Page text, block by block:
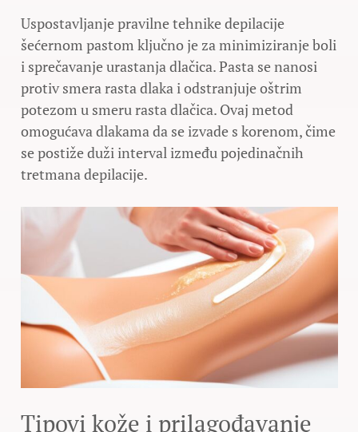
Uspostavljanje pravilne tehnike depilacije
šećernom pastom ključno je za minimiziranje boli
i sprečavanje urastanja dlačica. Pasta se nanosi
protiv smera rasta dlaka i odstranjuje oštrim
potezom u smeru rasta dlačica. Ovaj metod
omogućava dlakama da se izvade s korenom, čime
se postiže duži interval između pojedinačnih
tretmana depilacije.
Tipovi kože i prilagođavanje